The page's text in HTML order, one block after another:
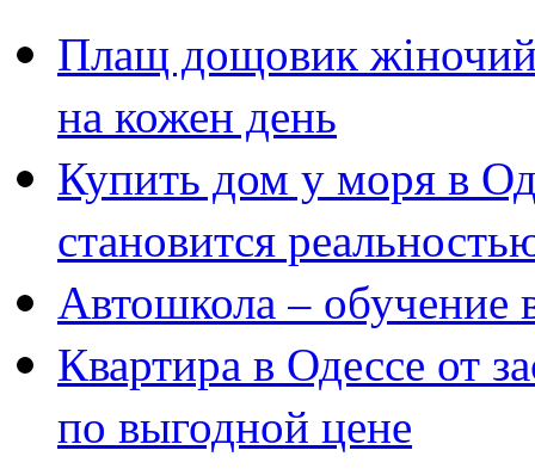
Плащ дощовик
на кожен день
Купить дом у моря в
становится
Автошкола – обучение
Квартира в Одессе от
по выгодной цене